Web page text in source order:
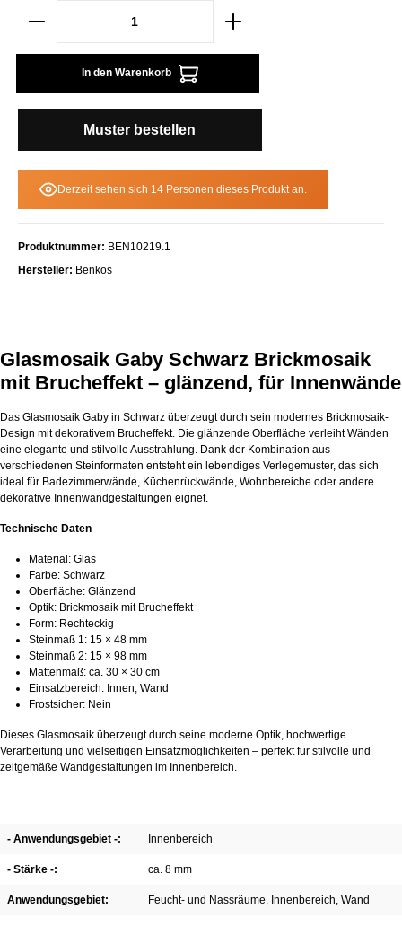
In den Warenkorb
Muster bestellen
Derzeit sehen sich 14 Personen dieses Produkt an.
Produktnummer: BEN10219.1
Hersteller: Benkos
Glasmosaik Gaby Schwarz Brickmosaik
mit Brucheffekt – glänzend, für Innenwände
Das Glasmosaik Gaby in Schwarz überzeugt durch sein modernes Brickmosaik-
Design mit dekorativem Brucheffekt. Die glänzende Oberfläche verleiht Wänden
eine elegante und stilvolle Ausstrahlung. Dank der Kombination aus
verschiedenen Steinformaten entsteht ein lebendiges Verlegemuster, das sich
ideal für Badezimmerwände, Küchenrückwände, Wohnbereiche oder andere
dekorative Innenwandgestaltungen eignet.
Technische Daten
Material: Glas
Farbe: Schwarz
Oberfläche: Glänzend
Optik: Brickmosaik mit Brucheffekt
Form: Rechteckig
Steinmaß 1: 15 × 48 mm
Steinmaß 2: 15 × 98 mm
Mattenmaß: ca. 30 × 30 cm
Einsatzbereich: Innen, Wand
Frostsicher: Nein
Dieses Glasmosaik überzeugt durch seine moderne Optik, hochwertige
Verarbeitung und vielseitigen Einsatzmöglichkeiten – perfekt für stilvolle und
zeitgemäße Wandgestaltungen im Innenbereich.
- Anwendungsgebiet -: Innenbereich
- Stärke -: ca. 8 mm
Anwendungsgebiet: Feucht- und Nassräume, Innenbereich, Wand